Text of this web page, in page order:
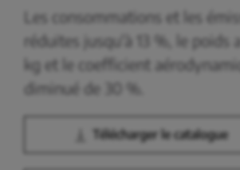
Les consommations et les
réduites jusqu'à 13 %, le poids
kg et le coefficient
diminué de 30 %.
Télécharger le catalogue